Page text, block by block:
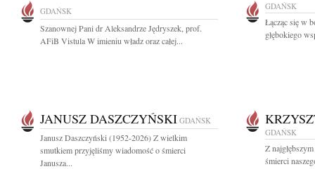
GDAŃSK
Szanownej Pani dr Aleksandrze Jędryszek, prof.
AFiB Vistula W imieniu władz oraz całej...
GDAŃSK
Łącząc się w
głębokiego
JANUSZ DASZCZYŃSKI GDAŃSK
Janusz Daszczyński (1952-2026) Z wielkim
smutkiem przyjęliśmy wiadomość o śmierci
Janusza...
GDAŃSK
Z
śmierci